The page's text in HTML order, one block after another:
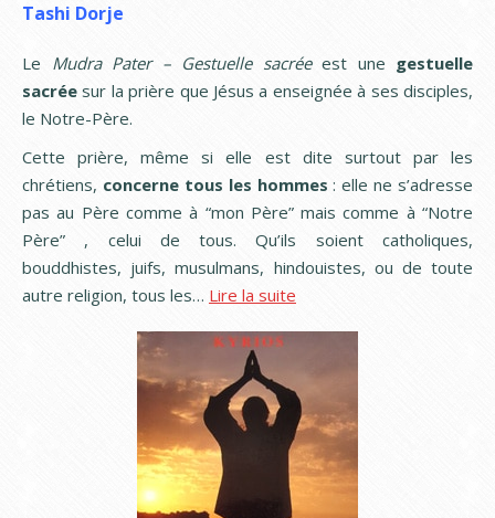
Tashi Dorje
Le Mudra Pater – Gestuelle sacréeest une gestuelle
sacrée sur la prière que Jésus a enseignée à ses disciples,
le Notre-Père.
Cette prière, même si elle est dite surtout par les
chrétiens, concerne tous les hommes : elle ne s’adresse
pas au Père comme à “mon Père” mais comme à “Notre
Père” , celui de tous. Qu’ils soient catholiques,
bouddhistes, juifs, musulmans, hindouistes, ou de toute
autre religion, tous les… Lire la suite